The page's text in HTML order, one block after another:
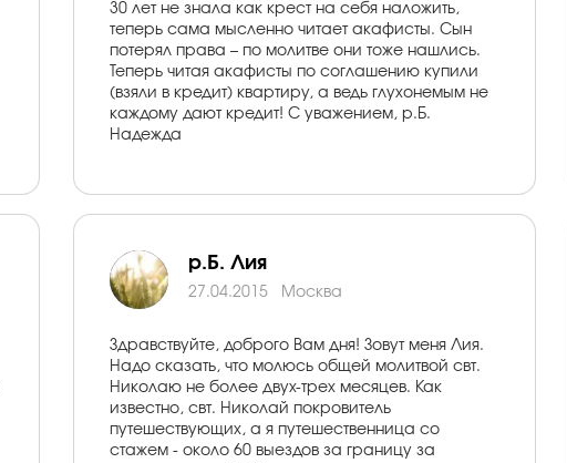
30 лет не знала как крест на себя наложить,
теперь сама мысленно читает акафисты. Сын
потерял права – по молитве они тоже нашлись.
Теперь читая акафисты по соглашению купили
(взяли в кредит) квартиру, а ведь глухонемым не
каждому дают кредит! С уважением, р.Б.
Надежда
р.Б. Лия
27.04.2015 Москва
Здравствуйте, доброго Вам дня! Зовут меня Лия.
Надо сказать, что молюсь общей молитвой свт.
Николаю не более двух-трех месяцев. Как
известно, свт. Николай покровитель
путешествующих, а я путешественница со
стажем - около 60 выездов за границу за